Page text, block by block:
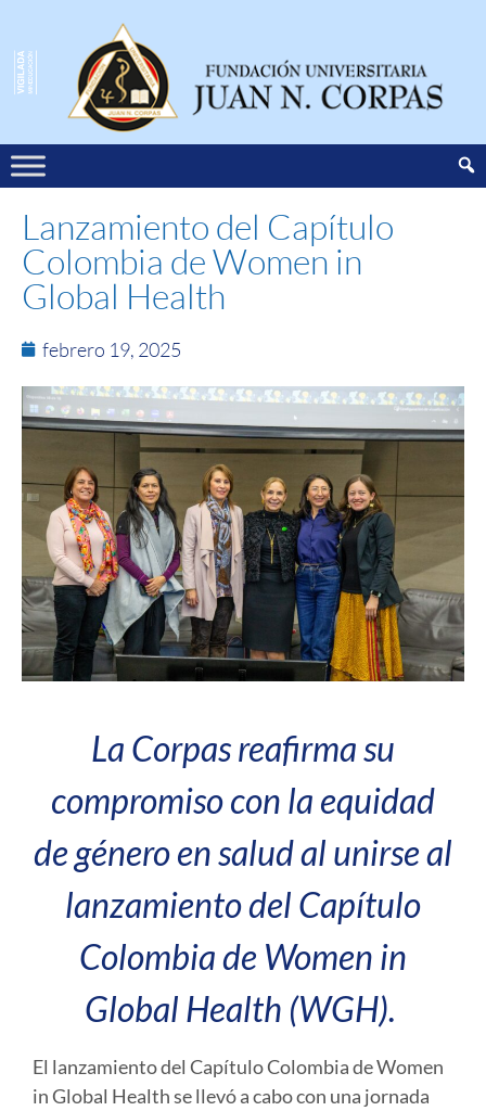
Lanzamiento del Capítulo
Colombia de Women in
Global Health
febrero 19, 2025
La Corpas reafirma su
compromiso con la equidad
de género en salud al unirse al
lanzamiento del Capítulo
Colombia de Women in
Global Health (WGH).
El lanzamiento del Capítulo Colombia de Women
in Global Health se llevó a cabo con una jornada